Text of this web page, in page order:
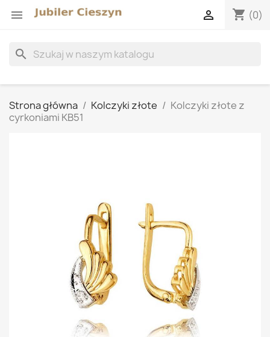
 shopping_cart (0)

search
Strona główna Kolczyki złote
Kolczyki złote z
cyrkoniami KB51